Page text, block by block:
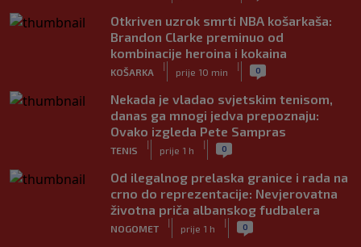
Otkriven uzrok smrti NBA košarkaša:
Brandon Clarke preminuo od
kombinacije heroina i kokaina
KOŠARKA
|
prije 10 min
| 0
Nekada je vladao svjetskim tenisom,
danas ga mnogi jedva prepoznaju:
Ovako izgleda Pete Sampras
TENIS
|
prije 1 h
| 0
Od ilegalnog prelaska granice i rada na
crno do reprezentacije: Nevjerovatna
životna priča albanskog fudbalera
NOGOMET
|
prije 1 h
| 0